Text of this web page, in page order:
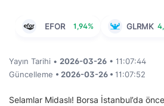
EFOR 1,94% GLRMK
Yayın Tarihi • 2026-03-26 • 11:07:44
Güncelleme • 2026-03-26 • 11:07:52
Selamlar Midaslı! Borsa İstanbul’da